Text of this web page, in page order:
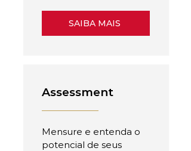
SAIBA MAIS
Assessment
Mensure e entenda o
potencial de seus